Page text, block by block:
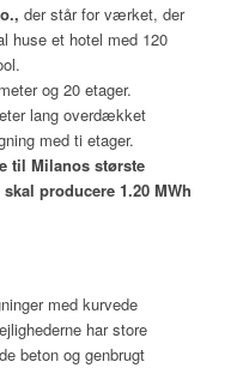
der står for værket, der
huse et hotel med 120
og 20 etager.
lang overdækket
med ti etager.
til Milanos største
producere 1.20 MWh
med kurvede
har store
beton og genbrugt